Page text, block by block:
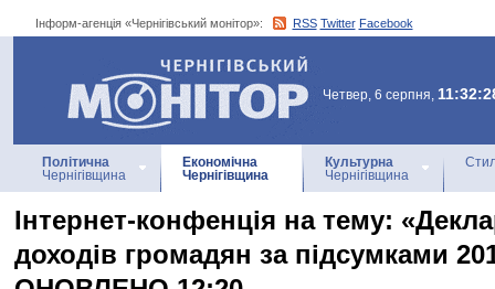
Інформ-агенція «Чернігівський монітор»: RSS Twitter Facebook
Інформ-агенція
«Чернігівський монітор»
Четвер, 6 серпня,
Політична
Чернігівщина
Економічна
Чернігівщина
Культурна
Чернігівщина
Інтернет-конфенція на тему:
доходів громадян за підсумками